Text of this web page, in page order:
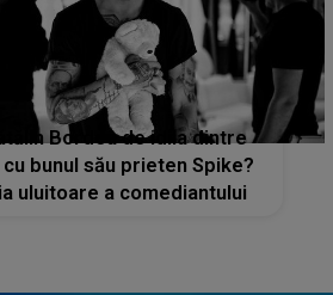
Bordea de idila dintre
bunul său prieten Spike?
uluitoare a comediantului